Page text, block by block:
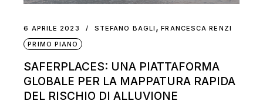
6 APRILE 2023 STEFANO BAGLI ,FRANCESCA RENZI
PRIMO PIANO
SAFERPLACES: UNA PIATTAFORMA
GLOBALE PER LA MAPPATURA RAPIDA
DEL RISCHIO DI ALLUVIONE